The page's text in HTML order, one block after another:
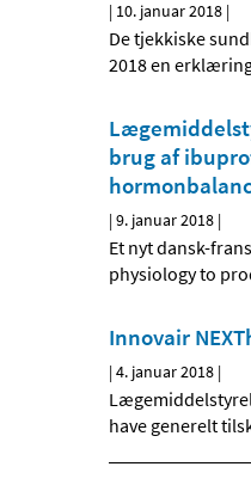
| 10. januar 2018 |
De tjekkiske
2018 en
brug af
|9. januar 2018 |
Et nyt dansk-
physiology to
Innovair
|4. januar 2018 |
have generelt